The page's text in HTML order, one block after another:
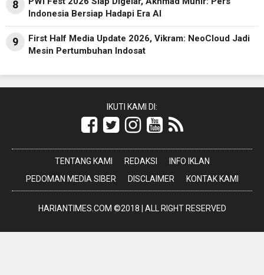
8
Indonesia Bersiap Hadapi Era AI
9
First Half Media Update 2026, Vikram: NeoCloud Jadi
Mesin Pertumbuhan Indosat
IKUTI KAMI DI:
TENTANG KAMI REDAKSI
INFO IKLAN
PEDOMAN MEDIA SIBER
DISCLAIMER KONTAK KAMI
HARIANTIMES.COM ©2018 | ALL RIGHT RESERVED